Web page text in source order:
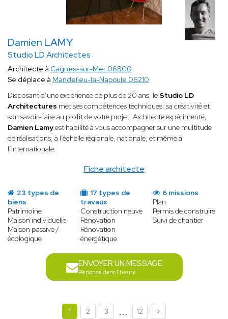
Damien LAMY
Studio LD Architectes
Fiche architecte
Architecte à Cagnes-sur-Mer 06800
Se déplace à Mandelieu-la-Napoule 06210
Disposant d’une expérience de plus de 20 ans, leStudio LD
Architectures met ses compétences techniques, sa créativité et
son savoir-faire au profit de votre projet. Architecte expérimenté,
Damien Lamyest habilité à vous accompagner sur une multitude
de réalisations, à l’échelle régionale, nationale, et même à
l’internationale.
23 types de
biens
Patrimoine
Maison individuelle
Maison passive /
écologique
17 types de
travaux
Construction neuve
Rénovation
Rénovation
énergétique
6 missions
Plan
Permis de construire
Suivi de chantier
ENVOYER UN MESSAGE
Réponse dans l'heure
1 2 3 ... 12